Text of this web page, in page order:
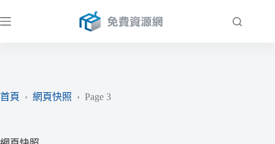
至
首頁
› 網頁快照 › Page 3